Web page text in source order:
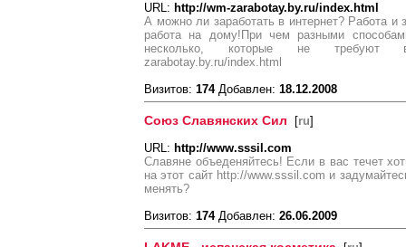
URL: http://wm-zarabotay.by.ru/index.html
А можно ли заработать в интернет? Работа и
работа на дому!При чем разными
несколько, которые не требуют
zarabotay.by.ru/index.html
Визитов: 174Добавлен: 18.12.2008
Союз Славянских Сил [ru]
URL: http://www.sssil.com
Славяне объеденяйтесь! Если в вас течет
на этот сайт http://www.sssil.com и
менять?
Визитов: 174Добавлен: 26.06.2009